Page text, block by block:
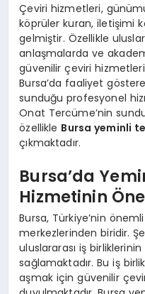
Çeviri hizmetleri,
köprüler kuran, iletişimi
gelmiştir. Özellikle
anlaşmalarda ve
güvenilir çeviri
Bursa’da faaliyet
sunduğu profesyonel
Onat Tercüme’nin
özellikle Bursa yeminli
çıkmaktadır.
Bursa’da
Hizmetinin
Bursa, Türkiye’nin
merkezlerinden biridir.
uluslararası iş
sağlamaktadır. Bu iş
aşmak için güvenilir